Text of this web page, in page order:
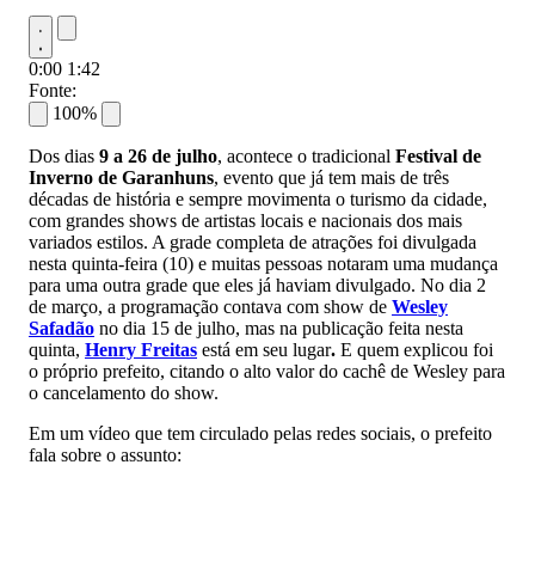
0:00 1:42
Fonte:
100%
Dos dias 9 a 26 de julho, acontece o tradicional Festival de
Inverno de Garanhuns, evento que já tem mais de três
décadas de história e sempre movimenta o turismo da cidade,
com grandes shows de artistas locais e nacionais dos mais
variados estilos. A grade completa de atrações foi divulgada
nesta quinta-feira (10) e muitas pessoas notaram uma mudança
para uma outra grade que eles já haviam divulgado. No dia 2
de março, a programação contava com show de Wesley
Safadão no dia 15 de julho, mas na publicação feita nesta
quinta, Henry Freitas está em seu lugar. E quem explicou foi
o próprio prefeito, citando o alto valor do cachê de Wesley para
o cancelamento do show.
Em um vídeo que tem circulado pelas redes sociais, o prefeito
fala sobre o assunto: